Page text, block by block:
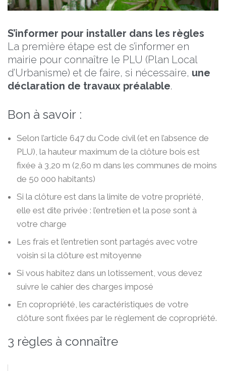
S’informer pour installer dans les règles
La première étape est de s’informer en
mairie pour connaître le PLU (Plan Local
d’Urbanisme) et de faire, si nécessaire, une
déclaration de travaux préalable.
Bon à savoir :
Selon l’article 647 du Code civil (et en l’absence de
PLU), la hauteur maximum de la clôture bois est
fixée à 3,20 m (2,60 m dans les communes de moins
de 50 000 habitants)
Si la clôture est dans la limite de votre propriété,
elle est dite privée : l’entretien et la pose sont à
votre charge
Les frais et l’entretien sont partagés avec votre
voisin si la clôture est mitoyenne
Si vous habitez dans un lotissement, vous devez
suivre le cahier des charges imposé
En copropriété, les caractéristiques de votre
clôture sont fixées par le règlement de copropriété.
3 règles à connaître